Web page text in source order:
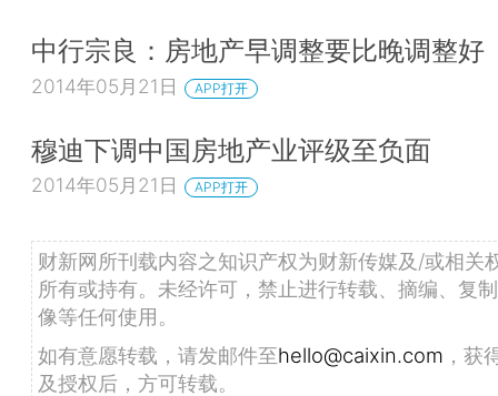
中行宗良：房地产早调整要比晚调整好
2014年05月21日 APP打开
穆迪下调中国房地产业评级至负面
2014年05月21日 APP打开
财新网所刊载内容之知识产权为财新传媒及/或相关
所有或持有。未经许可，禁止进行转载、摘编、复
像等任何使用。
如有意愿转载，请发邮件至hello@caixin.com ，获
及授权后，方可转载。